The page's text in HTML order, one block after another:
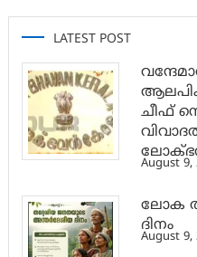
LATEST POST
ചീഫ്
August 9,
ലോക
ദിനം
August 9,